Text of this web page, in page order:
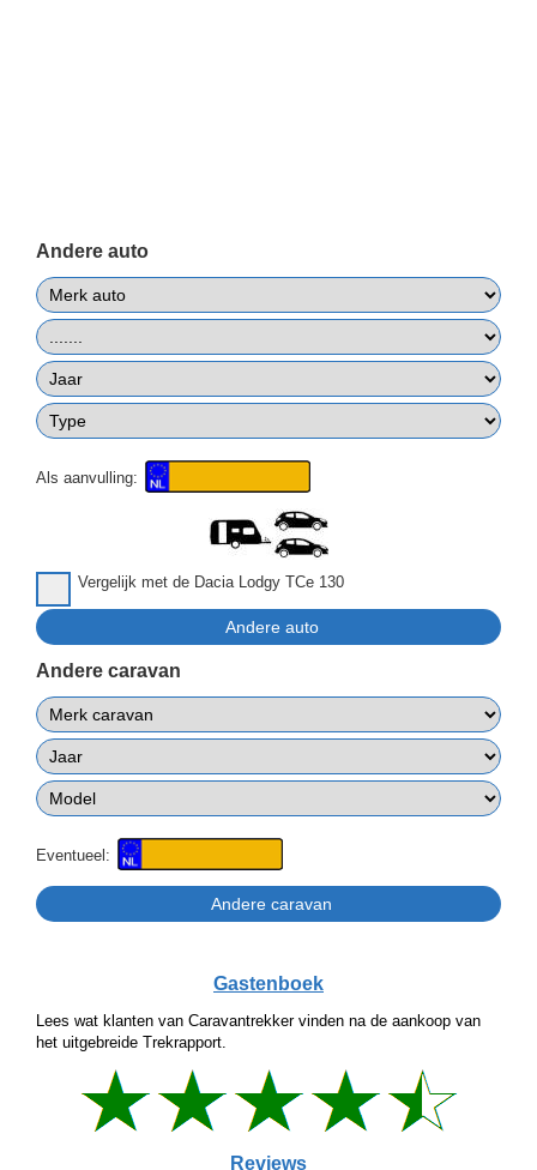
Andere auto
Als aanvulling:
Vergelijk met de Dacia Lodgy TCe 130
Andere caravan
Eventueel:
Gastenboek
Lees wat klanten van Caravantrekker vinden na de aankoop van
het uitgebreide Trekrapport.
Reviews